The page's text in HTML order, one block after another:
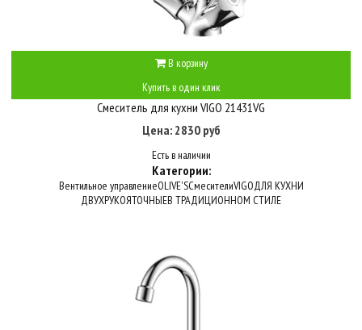
В корзину
Купить в один клик
Смеситель для кухни VIGO 21431VG
Цена: 2830 руб
Есть в наличии
Категории:
Вентильное управлениеOLIVE'SСмесителиVIGOДЛЯ КУХНИ
ДВУХРУКОЯТОЧНЫЕВ ТРАДИЦИОННОМ СТИЛЕ